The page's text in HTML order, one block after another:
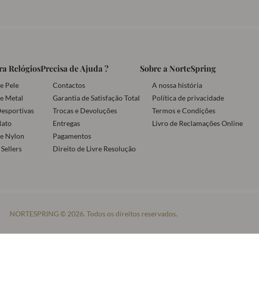
Relógios
Pele
Metal
Nylon
Precisa de Ajuda ?
Contactos
Garantia de Satisfação Total
Trocas e Devoluções
Entregas
Pagamentos
Direito de Livre Resolução
Sobre a NorteSpring
A nossa história
Política de privacidade
Termos e Condições
Livro de Reclamações Online
NORTESPRING © 2026. Todos os direitos reservados.